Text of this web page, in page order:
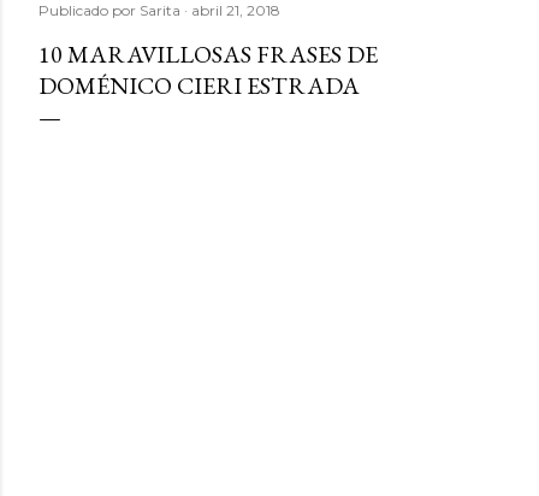
Publicado por Sarita abril 21, 2018
10 MARAVILLOSAS FRASES DE
DOMÉNICO CIERI ESTRADA